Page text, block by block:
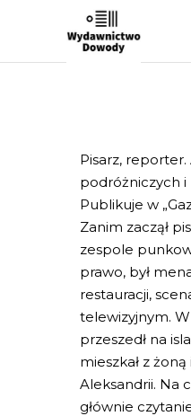
Pisarz,
podróżniczych
Publikuje w
Zanim zaczął
zespole
prawo, był
restauracji,
telewizyjnym.
przeszedł na
mieszkał z
Aleksandrii. Na
głównie